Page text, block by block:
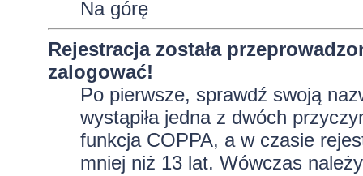
Na górę
Rejestracja została
zalogować!
Po pierwsze, sprawdź swoją
wystąpiła jedna z dwóch
funkcja COPPA, a w czasie
mniej niż 13 lat. Wówczas